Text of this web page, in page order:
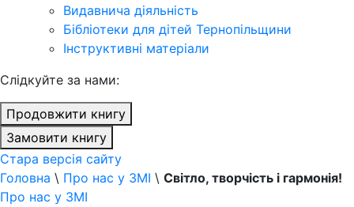
Видавнича діяльність
Бібліотеки для дітей Тернопільщини
Інструктивні матеріали
Cлідкуйте за нами:
Продовжити книгу
Замовити книгу
Стара версія сайту
Головна \ Про нас у ЗМІ \ Світло, творчість і гармонія!
Про нас у ЗМІ